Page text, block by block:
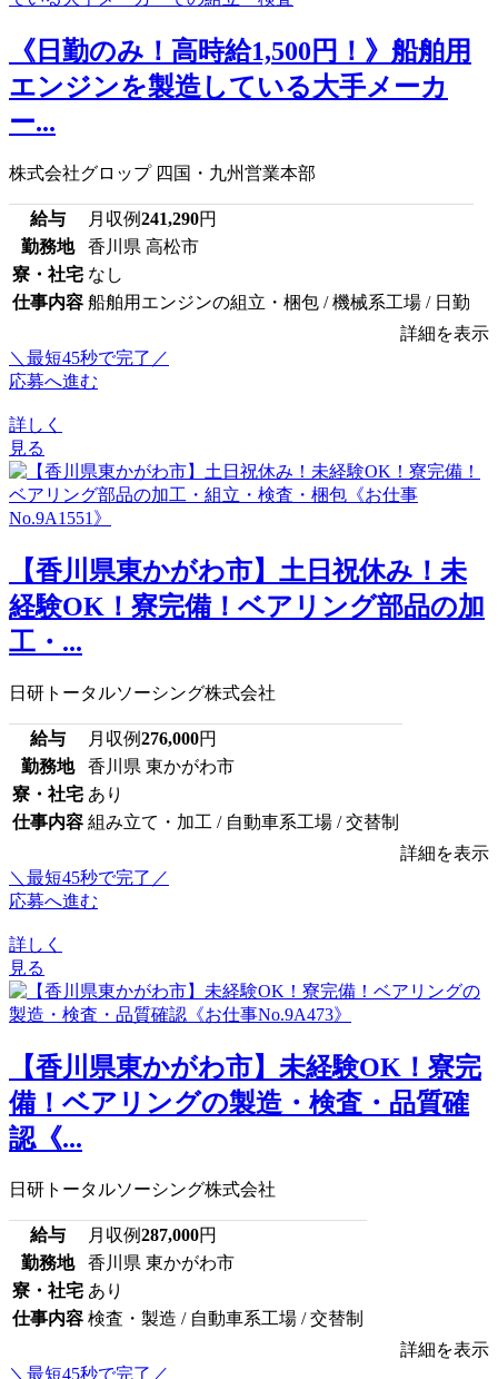
《日勤のみ！高時給1,500円！》船舶用
エンジンを製造している大手メーカ
ー...
株式会社グロップ 四国・九州営業本部
給与 月収例241,290円
勤務地
香川県 高松市
寮・社宅 なし
仕事内容 船舶用エンジンの組立・梱包 / 機械系工場 / 日勤
詳細を表示
＼最短45秒で完了／
応募へ進む
詳しく
見る
【香川県東かがわ市】土日祝休み！未
経験OK！寮完備！ベアリング部品の加
工・...
日研トータルソーシング株式会社
給与 月収例276,000円
勤務地
香川県 東かがわ市
寮・社宅 あり
仕事内容 組み立て・加工 / 自動車系工場 / 交替制
詳細を表示
＼最短45秒で完了／
応募へ進む
詳しく
見る
【香川県東かがわ市】未経験OK！寮完
備！ベアリングの製造・検査・品質確
認《...
日研トータルソーシング株式会社
給与 月収例287,000円
勤務地
香川県 東かがわ市
寮・社宅 あり
仕事内容 検査・製造 / 自動車系工場 / 交替制
詳細を表示
＼最短45秒で完了／